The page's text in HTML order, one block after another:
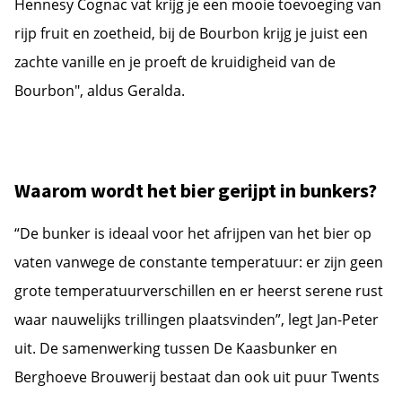
Hennesy Cognac vat krijg je een mooie toevoeging van
rijp fruit en zoetheid, bij de Bourbon krijg je juist een
zachte vanille en je proeft de kruidigheid van de
Bourbon", aldus Geralda.
Waarom wordt het bier gerijpt in bunkers?
“De bunker is ideaal voor het afrijpen van het bier op
vaten vanwege de constante temperatuur: er zijn geen
grote temperatuurverschillen en er heerst serene rust
waar nauwelijks trillingen plaatsvinden”, legt Jan-Peter
uit. De samenwerking tussen De Kaasbunker en
Berghoeve Brouwerij bestaat dan ook uit puur Twents